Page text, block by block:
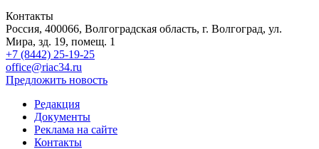
Контакты
Россия, 400066, Волгоградская область, г. Волгоград, ул.
Мира, зд. 19, помещ. 1
+7 (8442) 25-19-25
office@riac34.ru
Предложить новость
Редакция
Документы
Реклама на сайте
Контакты